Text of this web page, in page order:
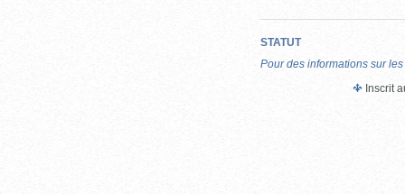
STATUT
Pour des informations sur
Inscrit